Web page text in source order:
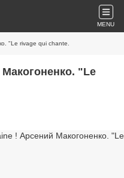
MENU
"Le rivage qui chante.